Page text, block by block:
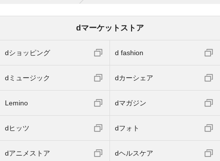
dマーケットストア
dショッピング d fashion
dミュージック dカーシェア
Lemino dマガジン
dヒッツ dフォト
dアニメストア dヘルスケア